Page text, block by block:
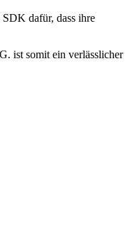
dafür, dass ihre
ist somit ein verlässlicher